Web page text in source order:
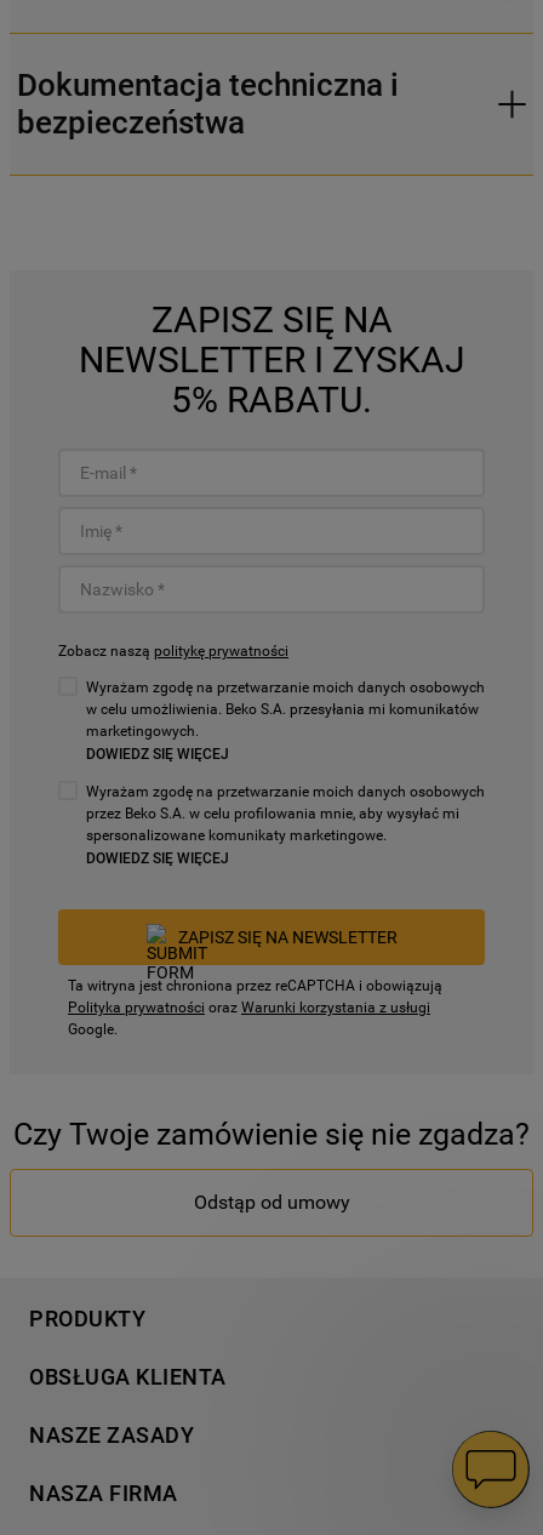
Dokumentacja techniczna i
bezpieczeństwa
ZAPISZ SIĘ NA
NEWSLETTER I ZYSKAJ
5% RABATU.
Zobacz naszą politykę prywatności
Wyrażam zgodę na przetwarzanie moich danych osobowych
w celu umożliwienia. Beko S.A. przesyłania mi komunikatów
marketingowych.
DOWIEDZ SIĘ WIĘCEJ
Wyrażam zgodę na przetwarzanie moich danych osobowych
przez Beko S.A. w celu profilowania mnie, aby wysyłać mi
spersonalizowane komunikaty marketingowe.
DOWIEDZ SIĘ WIĘCEJ
ZAPISZ SIĘ NA NEWSLETTER
Ta witryna jest chroniona przez reCAPTCHA i obowiązują
Polityka prywatności oraz Warunki korzystania z usługi
Google.
Czy Twoje zamówienie się nie zgadza?
Odstąp od umowy
PRODUKTY
Chłodnictwo
Gotowanie
Dodatkowe produkty
OBSŁUGA KLIENTA
Napisz do nas
Gwarancja
NASZE ZASADY
Polityka prywatności
NASZA FIRMA